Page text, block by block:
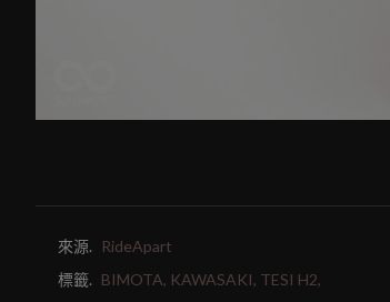
來源.
RideApart
標籤. BIMOTA, KAWASAKI, TESI H2,